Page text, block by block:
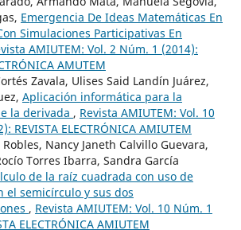
Emergencia De Ideas Matemáticas En
Simulaciones Participativas En
AMIUTEM: Vol. 2 Núm. 1 (2014):
AMUTEM
Zavala, Ulises Said Landín Juárez,
Aplicación informática para la
la derivada , Revista AMIUTEM: Vol. 10
REVISTA ELECTRÓNICA AMIUTEM
Nancy Janeth Calvillo Guevara,
Torres Ibarra, Sandra García
de la raíz cuadrada con uso de
el semicírculo y sus dos
, Revista AMIUTEM: Vol. 10 Núm. 1
ELECTRÓNICA AMIUTEM